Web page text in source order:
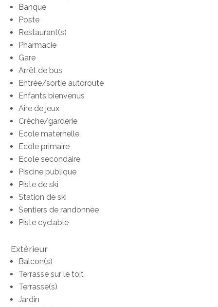
Banque
Poste
Restaurant(s)
Pharmacie
Gare
Arrêt de bus
Entrée/sortie autoroute
Enfants bienvenus
Aire de jeux
Crèche/garderie
Ecole maternelle
Ecole primaire
Ecole secondaire
Piscine publique
Piste de ski
Station de ski
Sentiers de randonnée
Piste cyclable
Extérieur
Balcon(s)
Terrasse sur le toit
Terrasse(s)
Jardin